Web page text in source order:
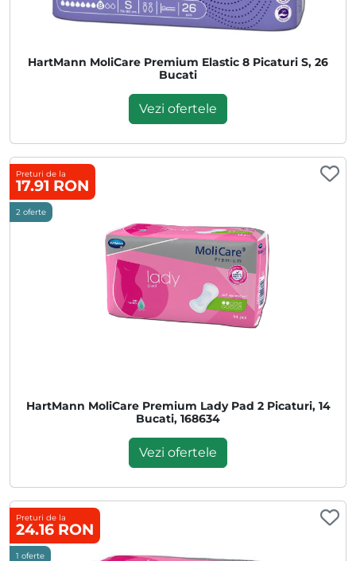
HartMann MoliCare Premium Elastic 8 Picaturi S, 26
Bucati
Vezi ofertele
HartMann MoliCare Premium Lady Pad 2 Picaturi, 14
Bucati, 168634
Preturi de la
17.91 RON
2 oferte
Vezi ofertele
Preturi de la
24.16 RON
1 oferte